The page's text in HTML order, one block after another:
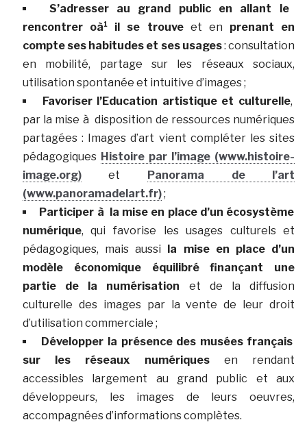
S’adresser au grand public en allant le
rencontrer oà¹ il se trouveet en prenant en
compte ses habitudes et ses usages: consultation
en mobilité, partage sur les réseaux sociaux,
utilisation spontanée et intuitive d’images ;
Favoriser l’Education artistique et culturelle,
par la mise à disposition de ressources numériques
partagées : Images d’art vient compléter les sites
pédagogiques Histoire par l’image (www.histoire-
image.org)et
Panorama de l’art
(www.panoramadelart.fr);
Participer à la mise en place d’un écosystème
numérique, qui favorise les usages culturels et
pédagogiques, mais aussi
la mise en place d’un
modèle économique équilibré finançant une
partie de la numérisation et de la diffusion
culturelle des images par la vente de leur droit
d’utilisation commerciale ;
Développer la présence des musées français
sur les réseaux numériquesen rendant
accessibles largement au grand public et aux
développeurs, les images de leurs oeuvres,
accompagnées d’informations complètes.